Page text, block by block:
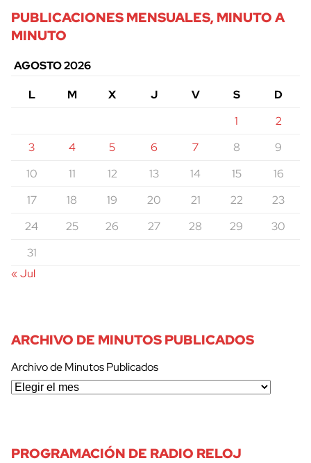
PUBLICACIONES MENSUALES, MINUTO A
MINUTO
AGOSTO 2026
L
M X J V S
D
1
2
3
4 5 6 7 8
9
10
11 12 13 14 15
16
17
18 19 20 21 22
23
24
25 26 27 28 29
30
31
« Jul
ARCHIVO DE MINUTOS PUBLICADOS
Archivo de Minutos Publicados
PROGRAMACIÓN DE RADIO RELOJ